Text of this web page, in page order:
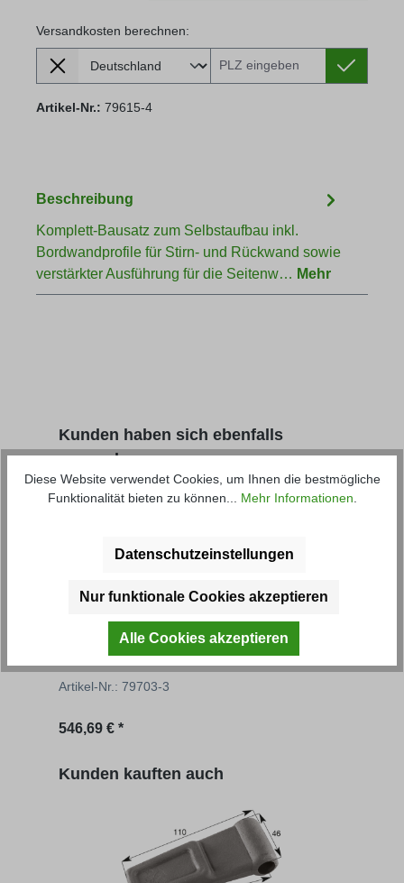
Versandkosten berechnen:
Lieferland
Versandkosten berechnen:
Artikel-Nr.: 79615-4
Beschreibung
Komplett-Bausatz zum Selbstaufbau inkl.
Bordwandprofile für Stirn- und Rückwand sowie
verstärkter Ausführung für die Seitenw… Mehr
Produktgalerie überspringen
Kunden haben sich ebenfalls
angesehen
Aufsatzbordwand mit Eckrungen
Artikel-Nr.: 79703-3
Regulärer Preis:
546,69 € *
Produktgalerie überspringen
Kunden kauften auch
Diese Website verwendet Cookies, um Ihnen die bestmögliche
Funktionalität bieten zu können... Mehr Informationen
Datenschutzeinstellungen
Nur funktionale Cookies akzeptieren
Alle Cookies akzeptieren